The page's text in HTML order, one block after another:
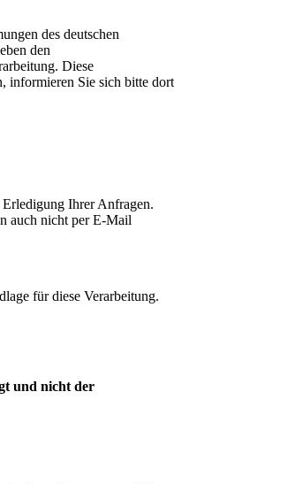
des deutschen
den
Diese
informieren Sie sich bitte dort
Ihrer Anfragen.
auch nicht per E-Mail
für diese Verarbeitung.
und nicht der